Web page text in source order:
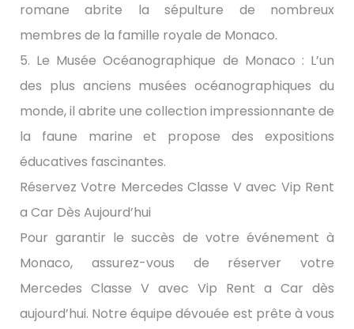
romane abrite la sépulture de nombreux
membres de la famille royale de Monaco.
5. Le Musée Océanographique de Monaco : L’un
des plus anciens musées océanographiques du
monde, il abrite une collection impressionnante de
la faune marine et propose des expositions
éducatives fascinantes.
Réservez Votre Mercedes Classe V avec Vip Rent
a Car Dès Aujourd’hui
Pour garantir le succès de votre événement à
Monaco, assurez-vous de réserver votre
Mercedes Classe V avec Vip Rent a Car dès
aujourd’hui. Notre équipe dévouée est prête à vous